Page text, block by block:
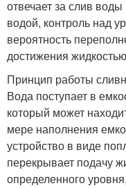
отвечает за слив
водой, контроль над
вероятность
достижения
Принцип работы
Вода поступает в
который может
мере наполнения
устройство в виде
перекрывает подачу
определенного